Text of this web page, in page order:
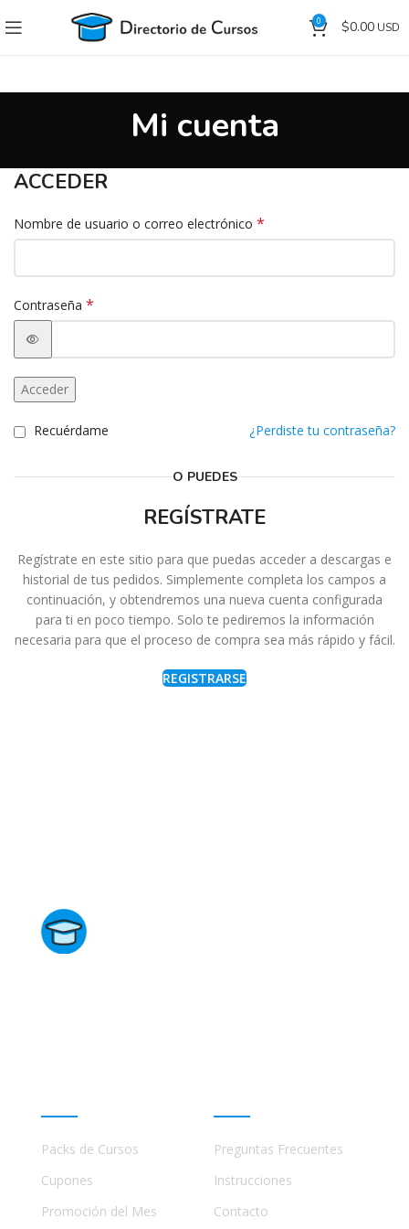
0 $0.00
Mi cuenta
ACCEDER
Nombre de usuario o correo electrónico *
Contraseña *
Acceder
¿Perdiste tu contraseña?
Recuérdame
O PUEDES
REGÍSTRATE
Regístrate en este sitio para que puedas acceder a descargas e
historial de tus pedidos. Simplemente completa los campos a
continuación, y obtendremos una nueva cuenta configurada
para ti en poco tiempo. Solo te pediremos la información
necesaria para que el proceso de compra sea más rápido y fácil.
REGISTRARSE
Packs de Cursos
Cupones
Promoción del Mes
Preguntas Frecuentes
Instrucciones
Contacto